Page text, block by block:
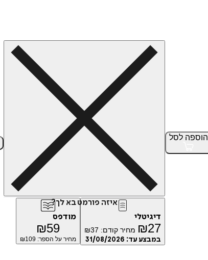
הוספה לסל
איזה פורמט בא לך?
דיגיטלי
₪27 מחיר קודם: ₪37
במבצע עד: 31/08/2026
מודפס
₪59
מחיר על הספר: ₪ 109